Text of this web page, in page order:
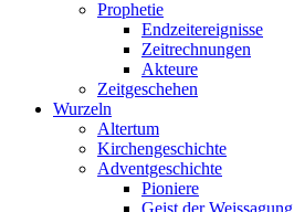
Prophetie
Endzeitereignisse
Zeitrechnungen
Akteure
Zeitgeschehen
Wurzeln
Altertum
Kirchengeschichte
Adventgeschichte
Pioniere
Geist der Weissagung